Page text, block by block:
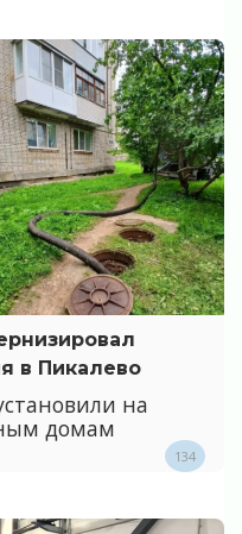
в Пикалево
на
домам
134